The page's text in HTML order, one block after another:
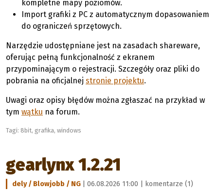
kompletne mapy poziomów.
Import grafiki z PC z automatycznym dopasowaniem
do ograniczeń sprzętowych.
Narzędzie udostępniane jest na zasadach shareware,
oferując pełną funkcjonalność z ekranem
przypominającym o rejestracji. Szczegóły oraz pliki do
pobrania na oficjalnej stronie projektu.
Uwagi oraz opisy błędów można zgłaszać na przykład w
tym wątku na forum.
Tagi: 8bit, grafika, windows
gearlynx 1.2.21
dely / Blowjobb / NG | 06.08.2026 11:00 | komentarze (1)